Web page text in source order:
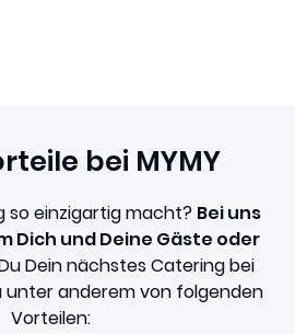
bei MYMY
so einzigartig macht? Bei uns
Dich und Deine Gäste oder
Dein nächstes Catering bei
unter anderem von folgenden
Vorteilen: